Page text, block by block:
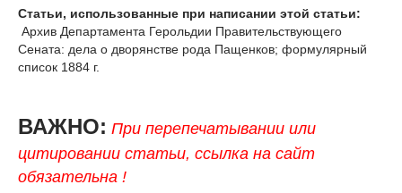
Статьи, использованные при написании этой статьи:
Архив Департамента Герольдии Правительствующего
Сената: дела о дворянстве рода Пащенков; формулярный
список 1884 г.
ВАЖНО: При перепечатывании или
цитировании статьи, ссылка на сайт
обязательна !